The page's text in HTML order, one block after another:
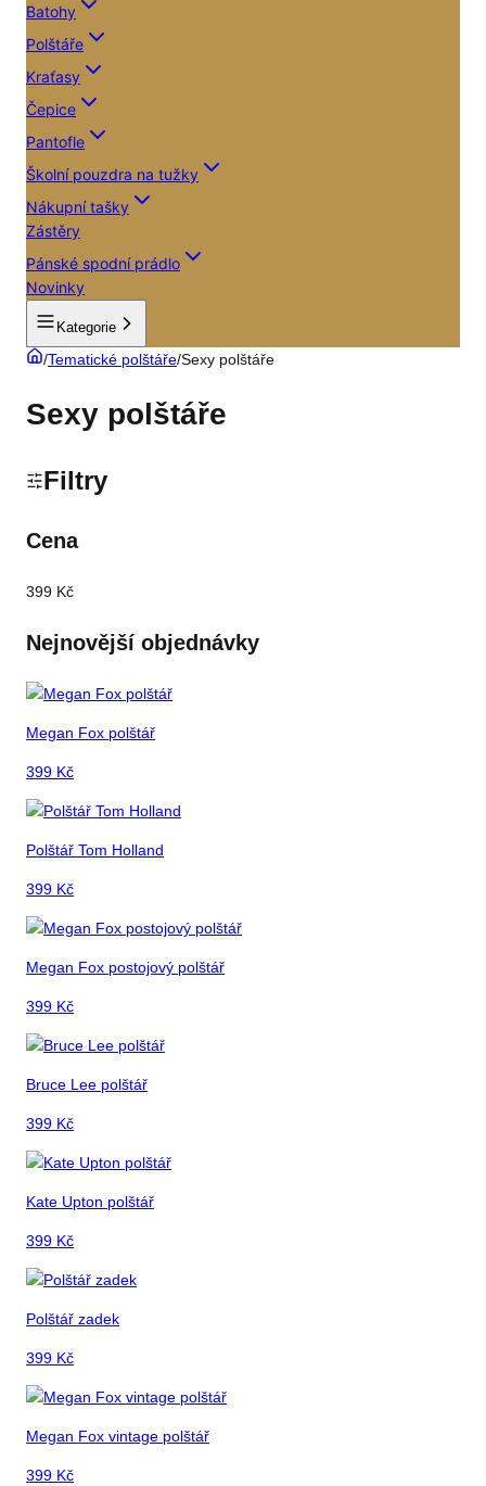
Batohy
Polštáře
Kraťasy
Čepice
Pantofle
Školní pouzdra na tužky
Nákupní tašky
Zástěry
Pánské spodní prádlo
Novinky
Kategorie
/Tematické polštáře/Sexy polštáře
Sexy polštáře
Filtry
Cena
399 Kč
Nejnovější objednávky
Megan Fox polštář
399 Kč
Polštář Tom Holland
399 Kč
Megan Fox postojový polštář
399 Kč
Bruce Lee polštář
399 Kč
Kate Upton polštář
399 Kč
Polštář zadek
399 Kč
Megan Fox vintage polštář
399 Kč